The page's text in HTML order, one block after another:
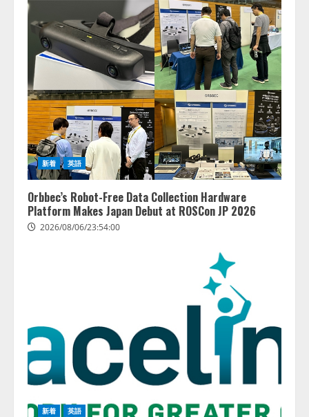
2
藤原竜也がAIで組織の改善点を見
抜く！ SKYSEA Client View 新テ
レビCM公開！ 新オプション！ AI
が組織の業務実態を分析し労務改
善を支援。 藤原竜也メイキング
動画公開 「もしAIが自分を分析し
たら、すぐ休めと言われる自信が
ある」「昨年の夏はカブトムシを
捕まえたり、虫と戦ったり…」
2026/08/06/14:54:31
アシストAIテラス、ガバナンス機
能を備えたAIエージェントプラッ
トフォーム「QueryPie AIP」を提
供開始
レアラ、『AIはどの法律事務所を
推薦するのか』について 企業法
新着 英語
Orbbec’s Robot-Free Data Collection Hardware
Platform Makes Japan Debut at ROSCon JP 2026
2026/08/06/23:54:00
新着 英語